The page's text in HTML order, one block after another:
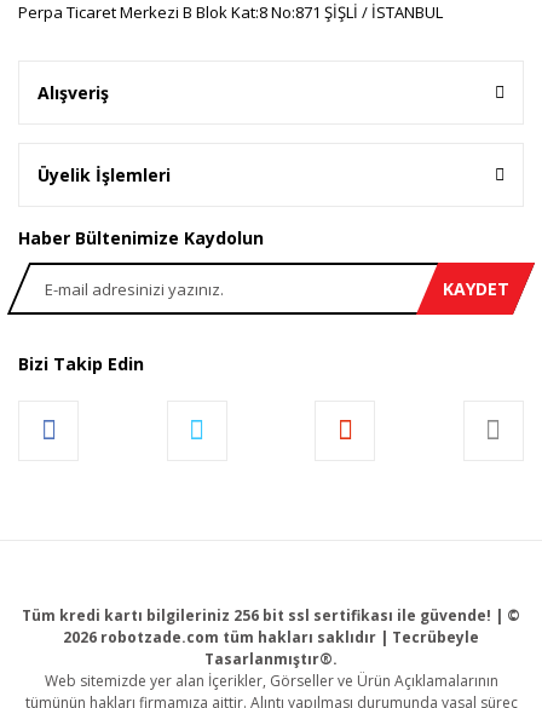
Perpa Ticaret Merkezi B Blok Kat:8 No:871 ŞİŞLİ / İSTANBUL
Alışveriş
Üyelik İşlemleri
Haber Bültenimize Kaydolun
KAYDET
Bizi Takip Edin
Tüm kredi kartı bilgileriniz 256 bit ssl sertifikası ile güvende! | ©
2026 robotzade.com tüm hakları saklıdır | Tecrübeyle
Tasarlanmıştır®.
Web sitemizde yer alan İçerikler, Görseller ve Ürün Açıklamalarının
tümünün hakları firmamıza aittir. Alıntı yapılması durumunda yasal süreç